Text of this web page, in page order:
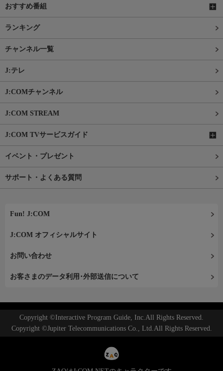
おすすめ番組
ランキング
チャンネル一覧
J:テレ
J:COMチャンネル
J:COM STREAM
J:COM TVサービスガイド
イベント・プレゼント
サポート・よくある質問
Fun! J:COM
J:COM オフィシャルサイト
お問い合わせ
お客さまのデータ利用･外部送信について
Copyright ©Interactive Program Guide, Inc.All Rights Reserved.
Copyright ©Jupiter Telecommunications Co., Ltd.All Rights Reserved.